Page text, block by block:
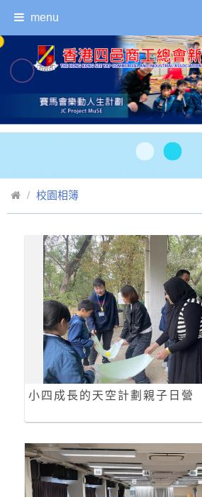
menu
校園相簿
小四成長的天空計劃親子日營